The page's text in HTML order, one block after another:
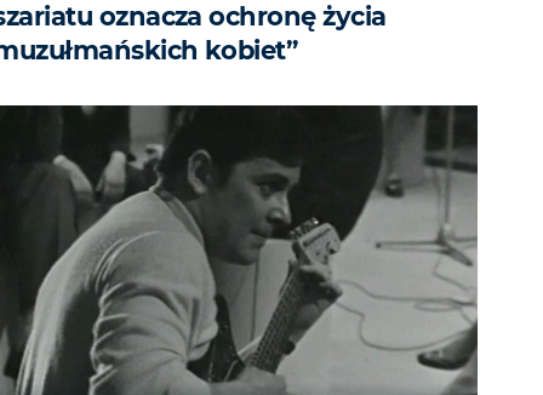
oznacza ochronę życia
kobiet”